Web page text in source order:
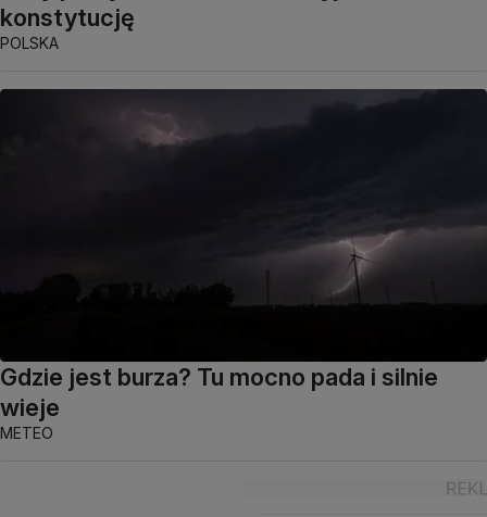
konstytucję
POLSKA
Gdzie jest burza? Tu mocno pada i silnie
wieje
METEO